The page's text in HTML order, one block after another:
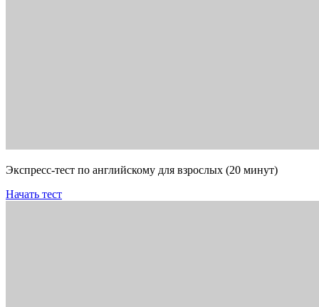
Экспресс-тест по английскому для взрослых (20 минут)
Начать тест